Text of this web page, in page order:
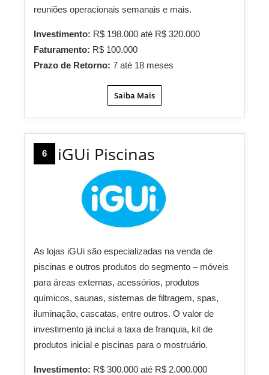
reuniões operacionais semanais e mais.
Investimento: R$ 198.000 até R$ 320.000
Faturamento: R$ 100.000
Prazo de Retorno: 7 até 18 meses
Saiba Mais
6 iGUi Piscinas
As lojas iGUi são especializadas na venda de
piscinas e outros produtos do segmento – móveis
para áreas externas, acessórios, produtos
químicos, saunas, sistemas de filtragem, spas,
iluminação, cascatas, entre outros. O valor de
investimento já inclui a taxa de franquia, kit de
produtos inicial e piscinas para o mostruário.
Investimento: R$ 300.000 até R$ 2.000.000